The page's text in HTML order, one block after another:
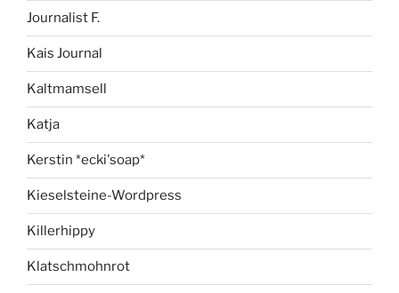
Journalist F.
Kais Journal
Kaltmamsell
Katja
Kerstin *ecki'soap*
Kieselsteine-Wordpress
Killerhippy
Klatschmohnrot